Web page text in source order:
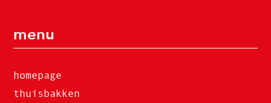
menu
homepage
thuisbakken